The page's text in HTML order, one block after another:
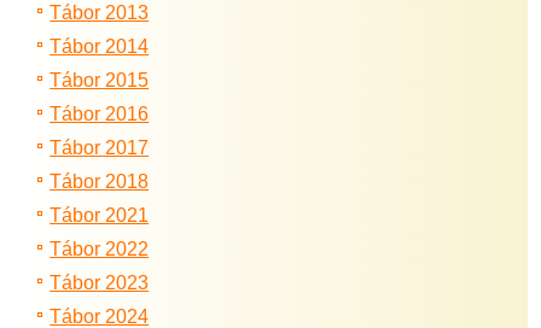
Tábor 2013
Tábor 2014
Tábor 2015
Tábor 2016
Tábor 2017
Tábor 2018
Tábor 2021
Tábor 2022
Tábor 2023
Tábor 2024